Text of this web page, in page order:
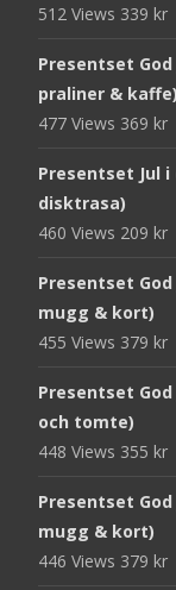
512 Views 339 kr
Presentset
praliner & kaffe)
477 Views 369 kr
Presentset Jul
disktrasa)
460 Views 209 kr
Presentset
mugg & kort)
455 Views 379 kr
Presentset
och tomte)
448 Views 355 kr
Presentset
mugg & kort)
446 Views 379 kr